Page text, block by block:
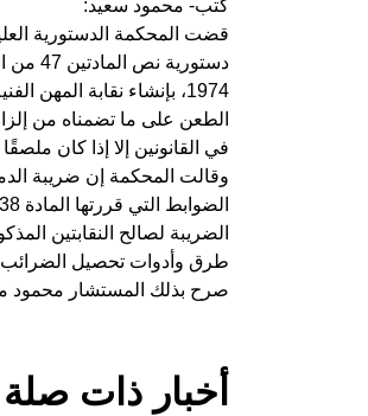
كتب- محمود سعيد:
قضت المحكمة الدستورية
1974، بإنشاء نقابة المهن الفنية التطبيقية.
الطعن على ما تضمناه من
في القانونين إلا إذا كان
وقالت المحكمة إن ضريبة
الضريبة لصالح النقابتين
طرق وأدوات تحصيل
صرح بذلك المستشار محمود
أخبار ذات صلة